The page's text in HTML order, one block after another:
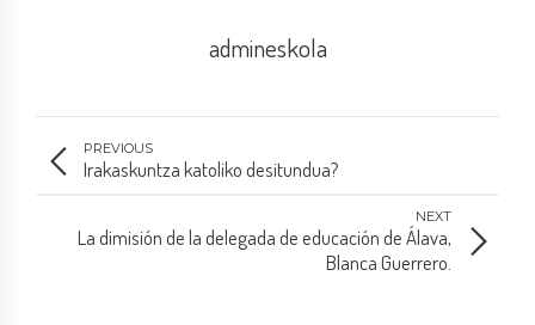
admineskola
PREVIOUS
Irakaskuntza katoliko desitundua?
NEXT
La dimisión de la delegada de educación de Álava,
Blanca Guerrero.